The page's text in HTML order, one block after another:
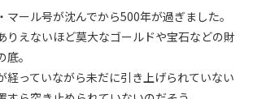
マール号が沈んでから500年が過ぎました。
りえないほど莫大なゴールドや宝石などの財
。
経っていながら未だに引き上げられていない